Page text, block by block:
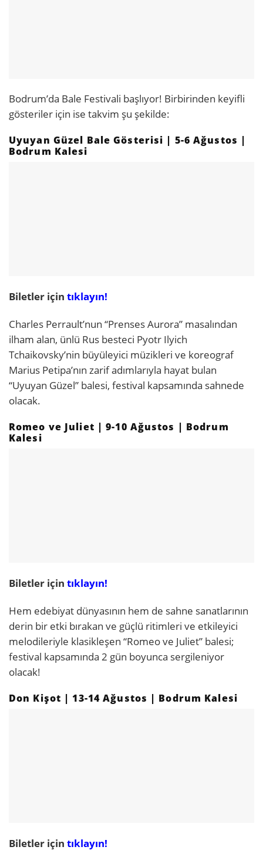
Bodrum’da Bale Festivali başlıyor! Birbirinden keyifli
gösteriler için ise takvim şu şekilde:
Uyuyan Güzel Bale Gösterisi | 5-6 Ağustos |
Bodrum Kalesi
Biletler için tıklayın!
Charles Perrault’nun “Prenses Aurora” masalından
ilham alan, ünlü Rus besteci Pyotr Ilyich
Tchaikovsky’nin büyüleyici müzikleri ve koreograf
Marius Petipa’nın zarif adımlarıyla hayat bulan
“Uyuyan Güzel” balesi, festival kapsamında sahnede
olacak.
Romeo ve Juliet | 9-10 Ağustos | Bodrum
Kalesi
Biletler için tıklayın!
Hem edebiyat dünyasının hem de sahne sanatlarının
derin bir etki bırakan ve güçlü ritimleri ve etkileyici
melodileriyle klasikleşen “Romeo ve Juliet” balesi;
festival kapsamında 2 gün boyunca sergileniyor
olacak!
Don Kişot | 13-14 Ağustos | Bodrum Kalesi
Biletler için tıklayın!